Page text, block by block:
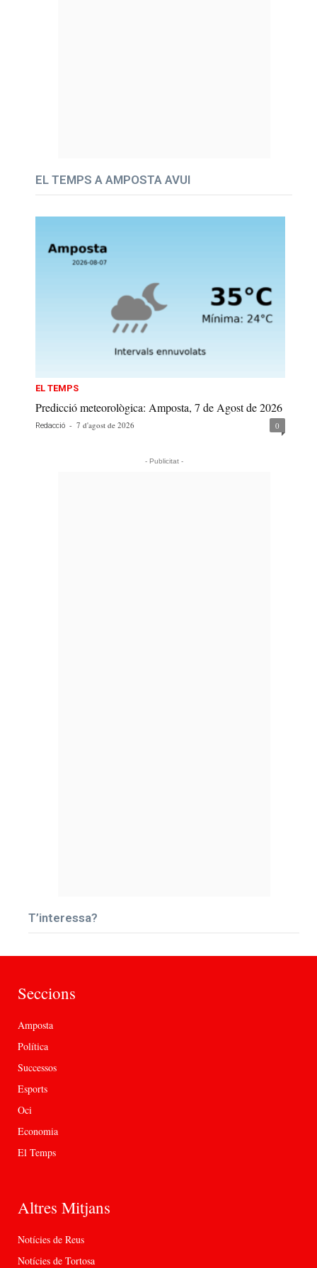
EL TEMPS A AMPOSTA AVUI
EL TEMPS
Predicció meteorològica: Amposta, 7 de Agost de 2026
Redacció - 7 d'agost de 2026 0
- Publicitat -
T’interessa?
Seccions
Amposta
Política
Successos
Esports
Oci
Economia
El Temps
Altres Mitjans
Notícies de Reus
Notícies de Tortosa